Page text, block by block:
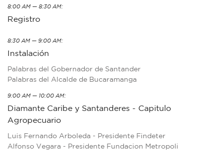
8:00 AM — 8:30 AM:
Registro
8:30 AM — 9:00 AM:
Instalación
Palabras del Gobernador de Santander
Palabras del Alcalde de Bucaramanga
9:00 AM — 10:00 AM:
Diamante Caribe y Santanderes - Capitulo
Agropecuario
Luis Fernando Arboleda - Presidente Findeter
Alfonso Vegara - Presidente Fundacion Metropoli